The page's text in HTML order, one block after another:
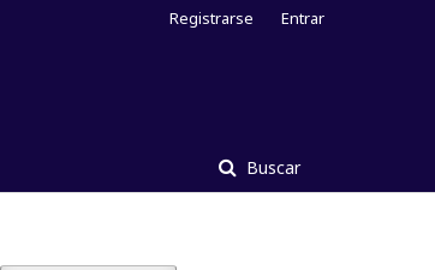
Buscar
Registrarse Entrar